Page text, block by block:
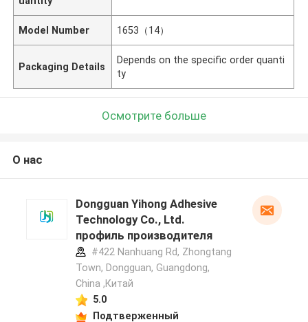
Model Number 1653（14）
Packaging Details
Depends on the specific order quanti
ty
Осмотрите больше
О нас
Dongguan Yihong Adhesive
Technology Co., Ltd.
профиль производителя
#422 Nanhuang Rd, Zhongtang
Town, Dongguan, Guangdong,
China ,Китай
5.0
Подтверженный